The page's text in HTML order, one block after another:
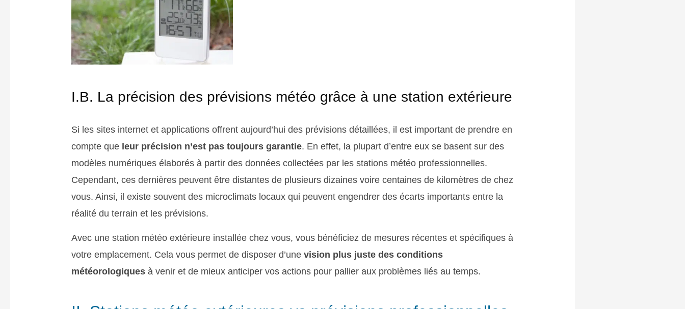
I.B. La précision des prévisions météo grâce à une station extérieure
Si les sites internet et applications offrent aujourd’hui des prévisions détaillées, il est important de prendre en
compte que leur précision n’est pas toujours garantie. En effet, la plupart d’entre eux se basent sur des
modèles numériques élaborés à partir des données collectées par les stations météo professionnelles.
Cependant, ces dernières peuvent être distantes de plusieurs dizaines voire centaines de kilomètres de chez
vous. Ainsi, il existe souvent des microclimats locaux qui peuvent engendrer des écarts importants entre la
réalité du terrain et les prévisions.
Avec une station météo extérieure installée chez vous, vous bénéficiez de mesures récentes et spécifiques à
votre emplacement. Cela vous permet de disposer d’unevision plus juste des conditions
météorologiques à venir et de mieux anticiper vos actions pour pallier aux problèmes liés au temps.